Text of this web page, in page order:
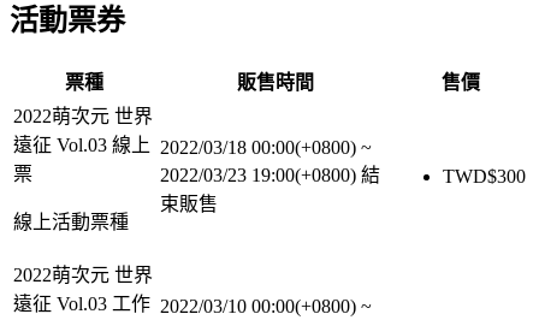
活動票券
票種 販售時間
售價
2022萌次元 世界
遠征 Vol.03 線上
票
線上活動票種
2022/03/18 00:00(+0800) ~
2022/03/23 19:00(+0800) 結
束販售
TWD$300
2022萌次元 世界
遠征 Vol.03 工作 2022/03/10 00:00(+0800) ~